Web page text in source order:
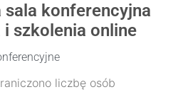
sala konferencyjna
szkolenia online
liczbę osób